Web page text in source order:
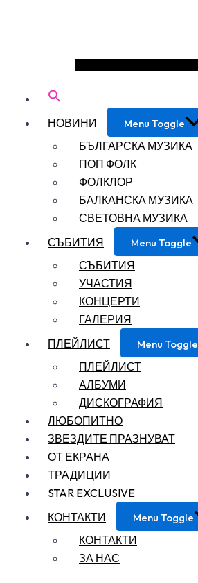
НОВИНИ Menu Toggle
БЪЛГАРСКА МУЗИКА
ПОП ФОЛК
ФОЛКЛОР
БАЛКАНСКА МУЗИКА
СВЕТОВНА МУЗИКА
СЪБИТИЯ
Menu Toggle
СЪБИТИЯ
УЧАСТИЯ
КОНЦЕРТИ
ГАЛЕРИЯ
ПЛЕЙЛИСТ
Menu Toggle
ПЛЕЙЛИСТ
АЛБУМИ
ДИСКОГРАФИЯ
ЛЮБОПИТНО
ЗВЕЗДИТЕ ПРАЗНУВАТ
ОТ ЕКРАНА
ТРАДИЦИИ
STAR EXCLUSIVE
КОНТАКТИ
Menu Toggle
КОНТАКТИ
ЗА НАС